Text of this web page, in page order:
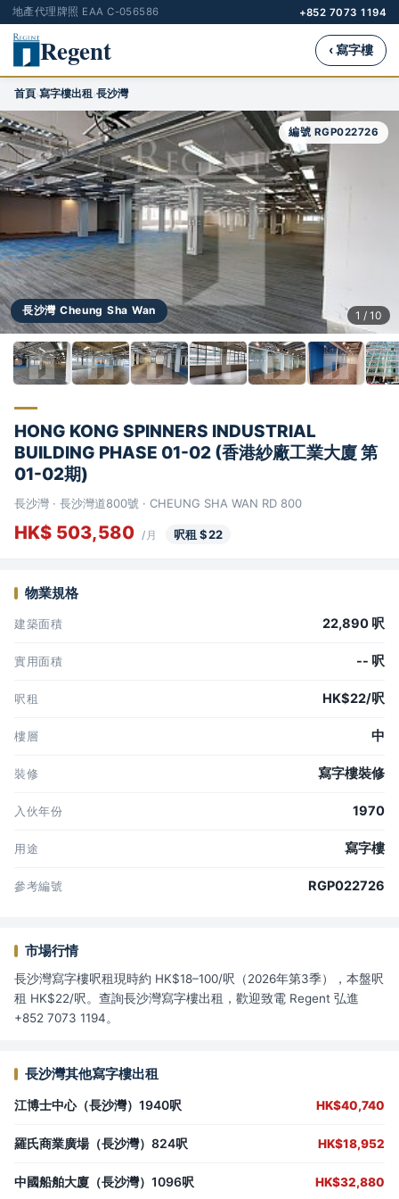
地產代理牌照 EAA C-056586 +852 7073 1194
Regent ‹ 寫字樓
首頁›寫字樓出租›長沙灣
長沙灣 Cheung Sha Wan
編號 RGP022726
1 / 10
HONG KONG SPINNERS INDUSTRIAL
BUILDING PHASE 01-02 (香港紗廠工業大廈 第
01-02期)
長沙灣 · 長沙灣道800號 · CHEUNG SHA WAN RD 800
HK$ 503,580 /月 呎租 $22
物業規格
建築面積 22,890 呎
實用面積 -- 呎
呎租 HK$22/呎
樓層 中
裝修 寫字樓裝修
入伙年份 1970
用途 寫字樓
參考編號 RGP022726
市場行情
長沙灣寫字樓呎租現時約 HK$18–100/呎（2026年第3季），本盤呎
租 HK$22/呎。查詢長沙灣寫字樓出租，歡迎致電 Regent 弘進
+852 7073 1194。
長沙灣其他寫字樓出租
江博士中心（長沙灣）1940呎 HK$40,740
羅氏商業廣場（長沙灣）824呎 HK$18,952
中國船舶大廈（長沙灣）1096呎 HK$32,880